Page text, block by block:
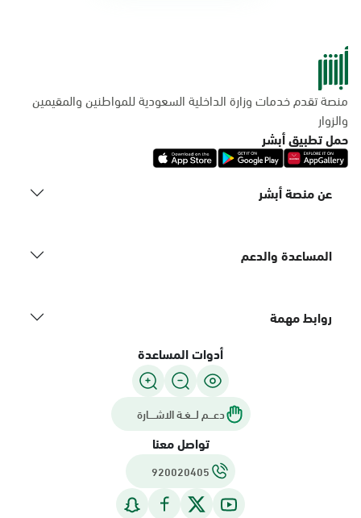
منصة تقدم خدمات وزارة الداخلية السعودية للمواطنين والمقيمين
والزوار
حمل تطبيق أبشر
عن منصة أبشر
المساعدة والدعم
روابط مهمة
أدوات المساعدة
دعـــم لـــغـة الاشــــارة
تواصل معنا
920020405